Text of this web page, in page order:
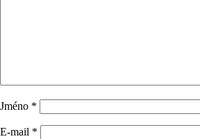
Jméno *
E-mail *